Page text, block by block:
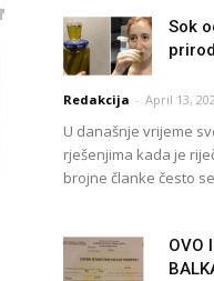
Sok
Redakcija - April 13,
U današnje vrijeme
rješenjima kada je
brojne članke često
OVO